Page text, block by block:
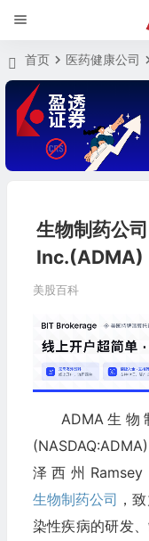
首页 医药健康公司
生物制药公
Inc.(ADMA)
美股百科
ADMA生物
泽西州
生物制药公司 ，
染性疾病的研发